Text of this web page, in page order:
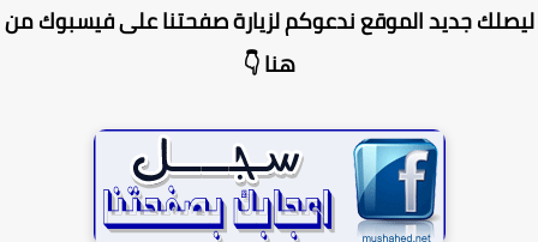
جديد الموقع ندعوكم لزيارة صفحتنا على فيسبوك من
هنا 👇